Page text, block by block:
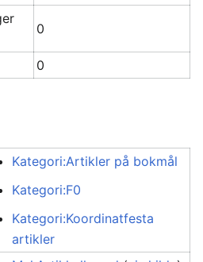
0
0
Kategori:Artikler på bokmål
Kategori:F0
Kategori:Koordinatfesta
artikler